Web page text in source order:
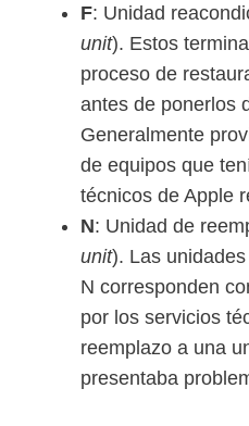
F: Unidad
unit). Estos
proceso de
antes de ponerlos
Generalmente
de equipos que
técnicos de Apple
N: Unidad de
unit). Las
N corresponden
por los servicios
reemplazo a una
presentaba